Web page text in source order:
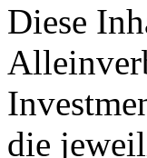
Diese
die